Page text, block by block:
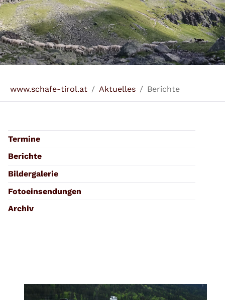
www.schafe-tirol.at Aktuelles Berichte
Termine
Berichte
Bildergalerie
Fotoeinsendungen
Archiv